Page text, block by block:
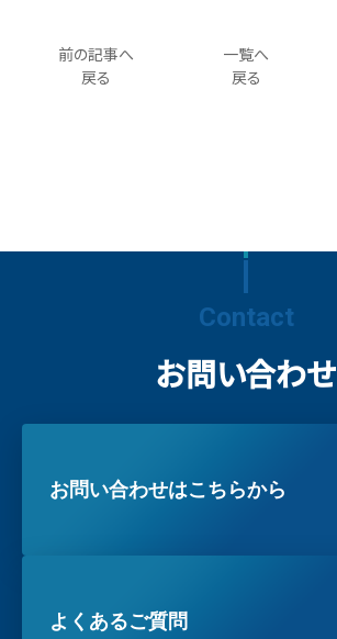
一覧へ
戻る
前の記事へ
戻る
Contact
お問い合わせ
お問い合わせはこちらから
よくあるご質問